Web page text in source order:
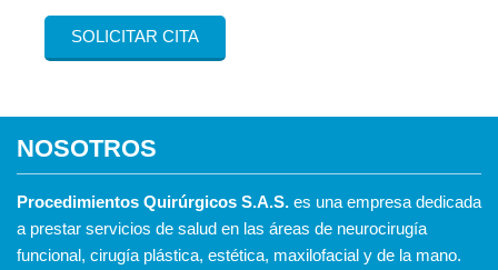
SOLICITAR CITA
NOSOTROS
Procedimientos Quirúrgicos S.A.S. es una empresa dedicada
a prestar servicios de salud en las áreas de neurocirugía
funcional, cirugía plástica, estética, maxilofacial y de la mano.